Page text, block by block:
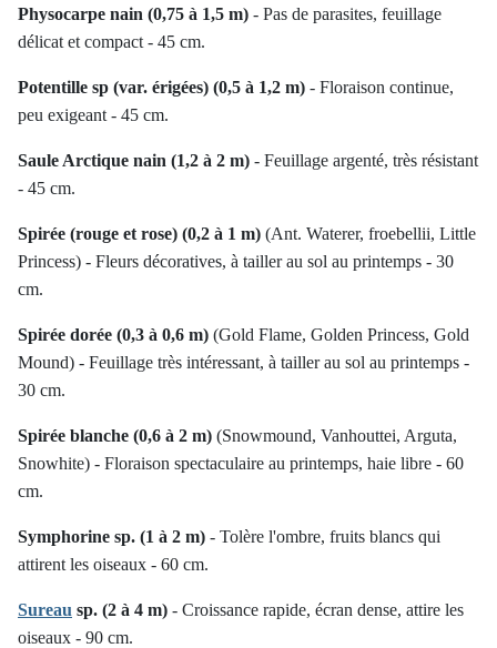
Physocarpe nain (0,75 à 1,5 m) - Pas de parasites, feuillage
délicat et compact - 45 cm.
Potentille sp (var. érigées) (0,5 à 1,2 m) - Floraison continue,
peu exigeant - 45 cm.
Saule Arctique nain (1,2 à 2 m) - Feuillage argenté, très résistant
- 45 cm.
Spirée (rouge et rose) (0,2 à 1 m) (Ant. Waterer, froebellii, Little
Princess) - Fleurs décoratives, à tailler au sol au printemps - 30
cm.
Spirée dorée (0,3 à 0,6 m) (Gold Flame, Golden Princess, Gold
Mound) - Feuillage très intéressant, à tailler au sol au printemps -
30 cm.
Spirée blanche (0,6 à 2 m) (Snowmound, Vanhouttei, Arguta,
Snowhite) - Floraison spectaculaire au printemps, haie libre - 60
cm.
Symphorine sp. (1 à 2 m) - Tolère l'ombre, fruits blancs qui
attirent les oiseaux - 60 cm.
Sureau sp. (2 à 4 m) - Croissance rapide, écran dense, attire les
oiseaux - 90 cm.